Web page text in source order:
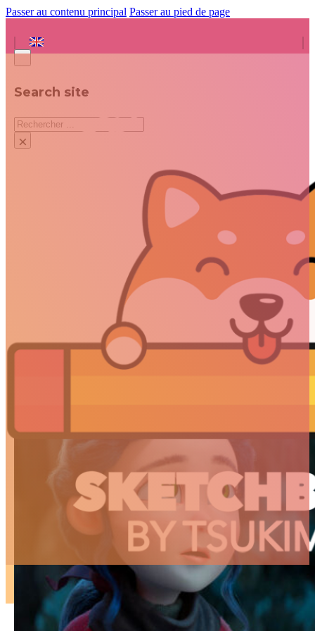
Passer au contenu principal Passer au pied de page
Search site
Rechercher
×
ARTICLES
3D
Animation
Art